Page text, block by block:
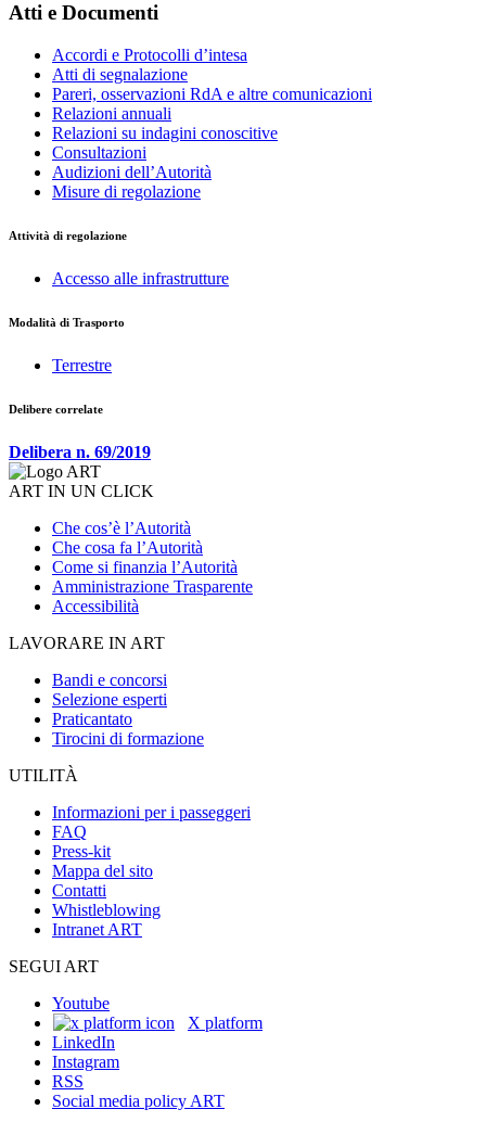
Atti e Documenti
Accordi e Protocolli d’intesa
Atti di segnalazione
Pareri, osservazioni RdA e altre comunicazioni
Relazioni annuali
Relazioni su indagini conoscitive
Consultazioni
Audizioni dell’Autorità
Misure di regolazione
Attività di regolazione
Accesso alle infrastrutture
Modalità di Trasporto
Terrestre
Delibere correlate
Delibera n. 69/2019
ART IN UN CLICK
Che cos’è l’Autorità
Che cosa fa l’Autorità
Come si finanzia l’Autorità
Amministrazione Trasparente
Accessibilità
LAVORARE IN ART
Bandi e concorsi
Selezione esperti
Praticantato
Tirocini di formazione
UTILITÀ
Informazioni per i passeggeri
FAQ
Press-kit
Mappa del sito
Contatti
Whistleblowing
Intranet ART
SEGUI ART
Youtube
X platform
LinkedIn
Instagram
RSS
Social media policy ART